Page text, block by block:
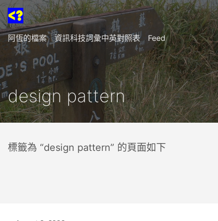
阿恆的檔案 資訊科技詞彙中英對照表 Feed
design pattern
標籤為 “design pattern” 的頁面如下